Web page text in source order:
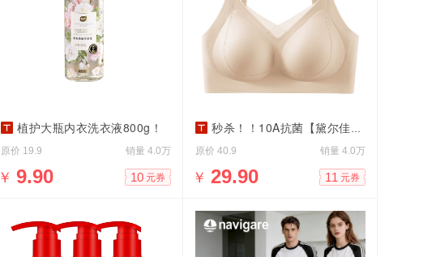
植护大瓶内衣洗衣液800g！
原价 19.9 销量 4.0万
￥ 9.90 10 元券
秒杀！！10A抗菌【黛尔佳人】内衣女士文胸
原价 40.9 销量 4.0万
￥ 29.90 11 元券